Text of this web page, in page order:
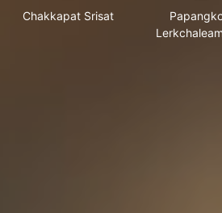
Chakkapat Srisat